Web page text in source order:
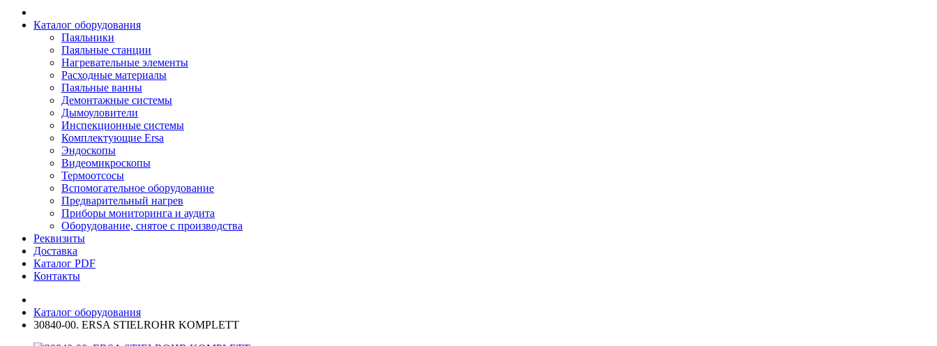
Каталог оборудования
Паяльники
Паяльные станции
Нагревательные элементы
Расходные материалы
Паяльные ванны
Демонтажные системы
Дымоуловители
Инспекционные системы
Комплектующие Ersa
Эндоскопы
Видеомикроскопы
Термоотсосы
Вспомогательное оборудование
Предварительный нагрев
Приборы мониторинга и аудита
Оборудование, снятое с производства
Реквизиты
Доставка
Каталог PDF
Контакты
Каталог оборудования
30840-00. ERSA STIELROHR KOMPLETT